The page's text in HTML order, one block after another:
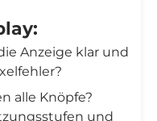
Anzeige klar und
alle Knöpfe?
und